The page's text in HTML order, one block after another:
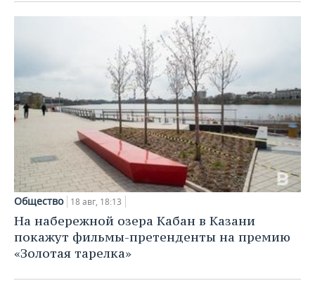
Общество 18 авг, 18:13
На набережной озера Кабан в Казани
покажут фильмы-претенденты на премию
«Золотая тарелка»